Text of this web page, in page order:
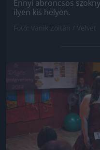
Ennyi abroncsos
ilyen kis helyen.
Jön